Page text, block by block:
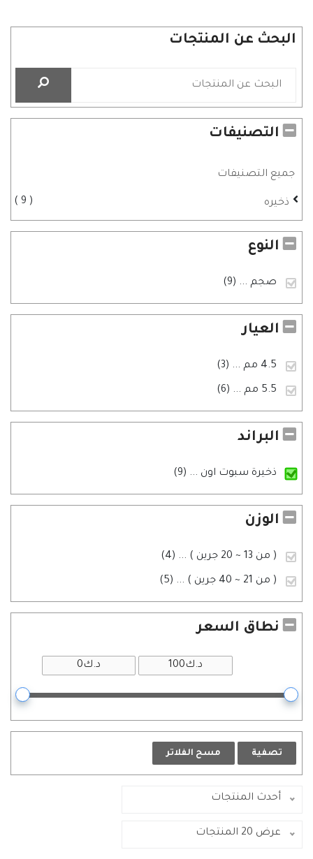
البحث عن المنتجات
التصنيفات
جميع التصنيفات
ذخيره
النوع
صجم ... (9)
العيار
4.5 مم ... (3)
5.5 مم ... (6)
البراند
ذخيرة سبوت اون ... (9)
الوزن
( من 13 ~ 20 جرين ) ... (4)
( من 21 ~ 40 جرين ) ... (5)
نطاق السعر
تصفية مسح الفلاتر
أحدث المنتجات
عرض 20 المنتجات